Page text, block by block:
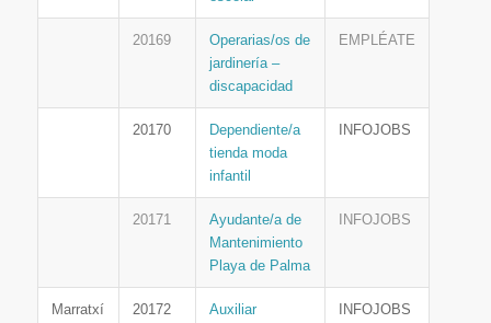
20169
Operarias/os de
jardinería –
discapacidad
EMPLÉATE
20170
Dependiente/a
tienda moda
infantil
INFOJOBS
20171
Ayudante/a de
Mantenimiento
Playa de Palma
INFOJOBS
Marratxí 20172
Auxiliar
INFOJOBS